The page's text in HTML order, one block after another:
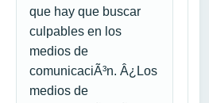
que hay que buscar
culpables en los
medios de
comunicaciÃ³n. Â¿Los
medios de